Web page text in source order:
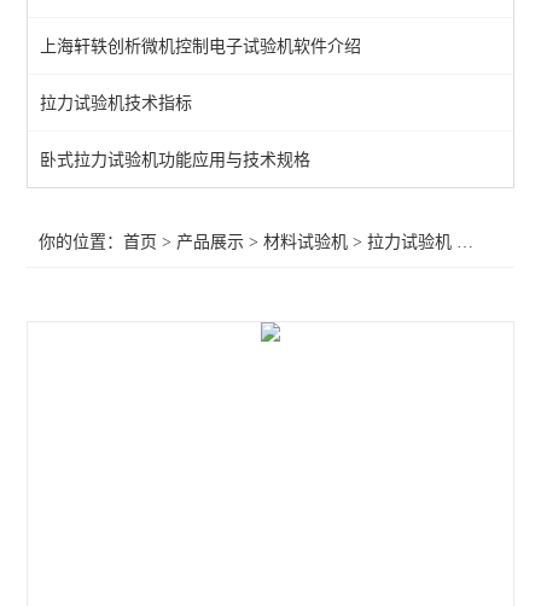
拉力试验机
剥离测试机
查看全部 >>
上海轩轶创析微机控制电子试验机软件介绍
拉力试验机技术指标
卧式拉力试验机功能应用与技术规格
你的位置：首页 > 产品展示 >材料试验机 >拉力试验机